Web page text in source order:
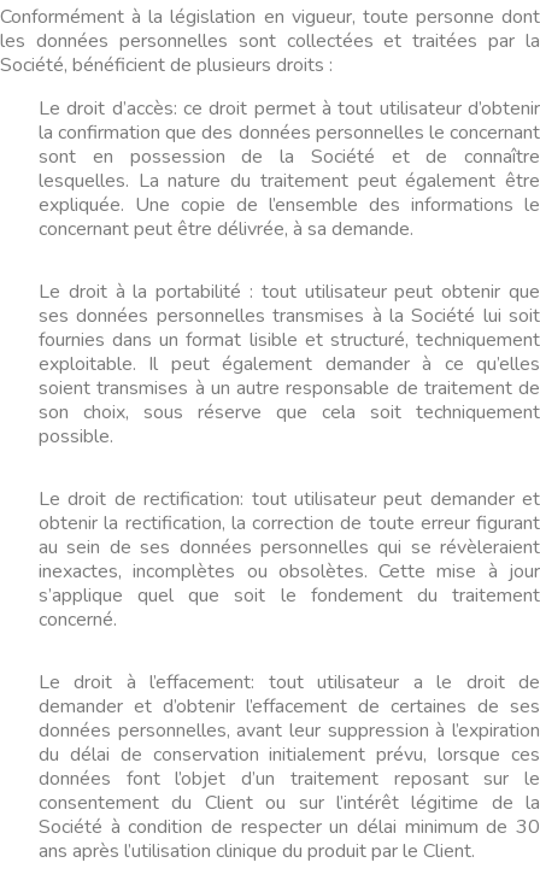
Conformément à la législation en vigueur, toute personne dont
les données personnelles sont collectées et traitées par la
Société, bénéficient de plusieurs droits :
Le droit d’accès: ce droit permet à tout utilisateur d’obtenir
la confirmation que des données personnelles le concernant
sont en possession de la Société et de connaître
lesquelles. La nature du traitement peut également être
expliquée. Une copie de l’ensemble des informations le
concernant peut être délivrée, à sa demande.
Le droit à la portabilité : tout utilisateur peut obtenir que
ses données personnelles transmises à la Société lui soit
fournies dans un format lisible et structuré, techniquement
exploitable. Il peut également demander à ce qu’elles
soient transmises à un autre responsable de traitement de
son choix, sous réserve que cela soit techniquement
possible.
Le droit de rectification: tout utilisateur peut demander et
obtenir la rectification, la correction de toute erreur figurant
au sein de ses données personnelles qui se révèleraient
inexactes, incomplètes ou obsolètes. Cette mise à jour
s’applique quel que soit le fondement du traitement
concerné.
Le droit à l’effacement: tout utilisateur a le droit de
demander et d’obtenir l’effacement de certaines de ses
données personnelles, avant leur suppression à l’expiration
du délai de conservation initialement prévu, lorsque ces
données font l’objet d’un traitement reposant sur le
consentement du Client ou sur l’intérêt légitime de la
Société à condition de respecter un délai minimum de 30
ans après l’utilisation clinique du produit par le Client.